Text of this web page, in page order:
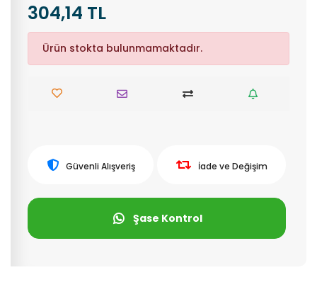
304,14 TL
Ürün stokta bulunmamaktadır.
Güvenli Alışveriş İade ve Değişim
Şase Kontrol